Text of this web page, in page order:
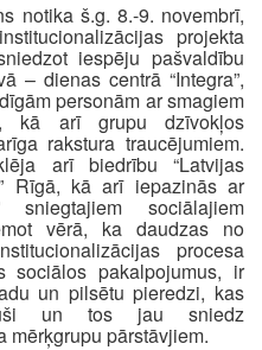
notika š.g. 8.-9. novembrī,
projekta
iespēju pašvaldību
– dienas centrā “Integra”,
personām ar smagiem
kā arī grupu dzīvokļos
rakstura traucējumiem.
arī biedrību “Latvijas
Rīgā, kā arī iepazinās ar
sniegtajiem sociālajiem
vērā, ka daudzas no
procesa
sociālos pakalpojumus, ir
un pilsētu pieredzi, kas
un tos jau sniedz
pārstāvjiem.